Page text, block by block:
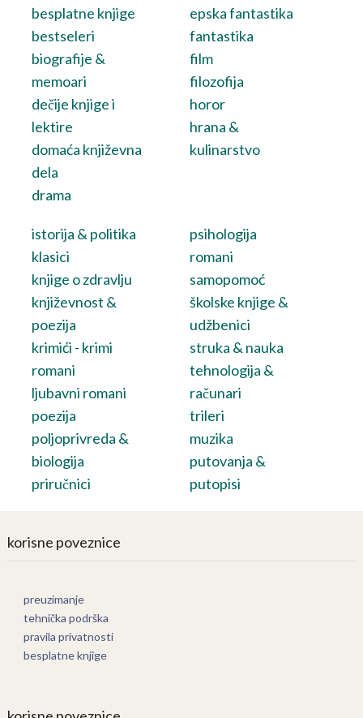
besplatne knjige
bestseleri
biografije &
memoari
dečije knjige i
lektire
domaća književna
dela
drama
epska fantastika
fantastika
film
filozofija
horor
hrana &
kulinarstvo
istorija & politika
klasici
knjige o zdravlju
književnost &
poezija
krimići - krimi
romani
ljubavni romani
poezija
poljoprivreda &
biologija
priručnici
psihologija
romani
samopomoć
školske knjige &
udžbenici
struka & nauka
tehnologija &
računari
trileri
muzika
putovanja &
putopisi
korisne poveznice
preuzimanje
tehnička podrška
pravila privatnosti
besplatne knjige